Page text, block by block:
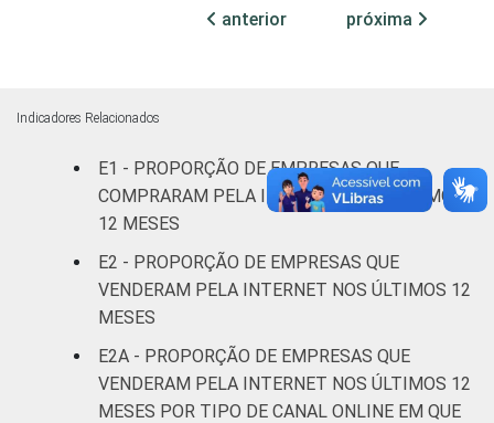
automotores e
motocicletas
Transporte,
armazenagem e
comunicações
17
Alojamento e
alimentação
28
anterior próxima
Indicadores Relacionados
E1 - PROPORÇÃO DE EMPRESAS QUE
COMPRARAM PELA INTERNET NOS ÚLTIMOS
12 MESES
E2 - PROPORÇÃO DE EMPRESAS QUE
VENDERAM PELA INTERNET NOS ÚLTIMOS 12
MESES
E2A - PROPORÇÃO DE EMPRESAS QUE
VENDERAM PELA INTERNET NOS ÚLTIMOS 12
MESES POR TIPO DE CANAL ONLINE EM QUE